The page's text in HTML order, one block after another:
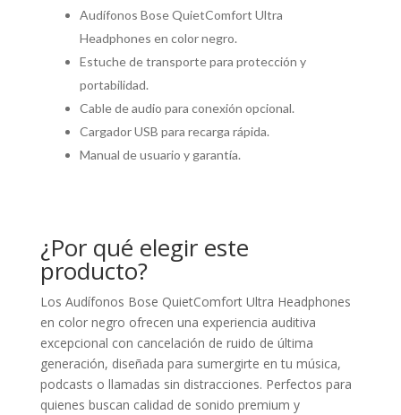
Audífonos Bose QuietComfort Ultra
Headphones en color negro.
Estuche de transporte para protección y
portabilidad.
Cable de audio para conexión opcional.
Cargador USB para recarga rápida.
Manual de usuario y garantía.
¿Por qué elegir este
producto?
Los Audífonos Bose QuietComfort Ultra Headphones
en color negro ofrecen una experiencia auditiva
excepcional con cancelación de ruido de última
generación, diseñada para sumergirte en tu música,
podcasts o llamadas sin distracciones. Perfectos para
quienes buscan calidad de sonido premium y